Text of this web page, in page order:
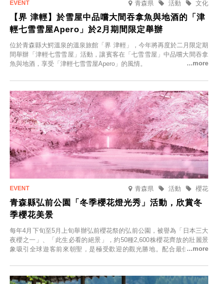
青森県 文化
活動
【界 津輕】於雪屋中品嚐大間吞拿魚與地酒的「津
輕七雪雪屋Apero」於2月期間限定舉辦
位於青森縣大鰐溫泉的溫泉旅館「界 津輕」，今年將再度於二月限定期
間舉辦「津輕七雪雪屋」活動，讓賓客在「七雪雪屋」中品嚐大間吞拿
魚與地酒，享受「津輕七雪雪屋Apero」的風情。
青森県 櫻花
活動
青森縣弘前公園「冬季櫻花燈光秀」活動，欣賞冬
季櫻花美景
每年4月下旬至5月上旬舉辦弘前櫻花祭的弘前公園，被譽為「日本三大
夜櫻之一」、「此生必看的絕景」，約50種2,600株櫻花齊放的壯麗景
象吸引全球遊客前來朝聖，是極受歡迎的觀光勝地。配合最佳觀雪時
「冬季櫻花燈光秀」。